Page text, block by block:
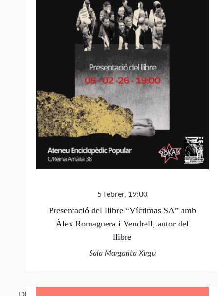
5 febrer, 19:00
Presentació del llibre “Víctimas SA” amb
Àlex Romaguera i Vendrell, autor del
llibre
Sala Margarita Xirgu